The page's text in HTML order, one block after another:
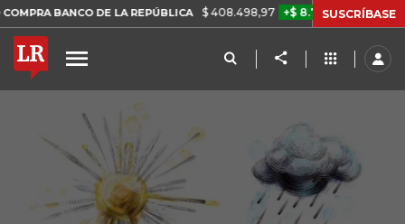
DE LA REPÚBLICA $ 408.498,97 +$ 8.753,81 +2,19% TASA DE
SUSCRÍBASE